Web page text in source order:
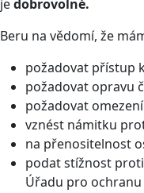
jedobrovolné.
Beru na vědomí, že
požadovat přístup
požadovat opravu
požadovat
vznést námitku
na přenositelnost
podat stížnost
Úřadu pro